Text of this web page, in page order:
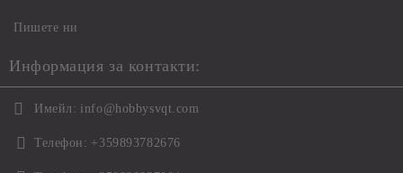
Пишете ни
Информация за контакти:
Имейл: info@hobbysvqt.com
Телефон: +359893782676